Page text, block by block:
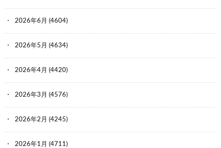
2026年6月 (4604)
2026年5月 (4634)
2026年4月 (4420)
2026年3月 (4576)
2026年2月 (4245)
2026年1月 (4711)